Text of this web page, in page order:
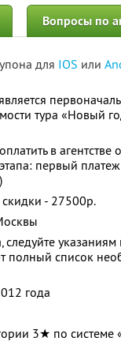
Вопросы по
для IOS или
тура «Новый
в агентстве
первый
скидки - 27500р.
полный список
года
3★ по системе